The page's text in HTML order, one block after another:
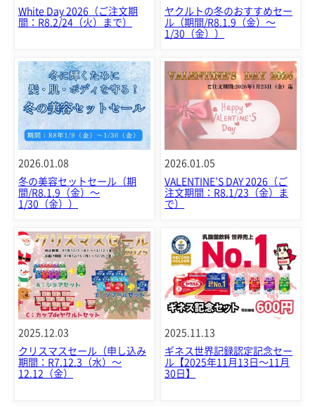
White Day 2026（ご注文期
間：R8.2/24（火）まで）
ヤクルトの冬のおすすめセー
ル（期間/R8.1.9（金）～
1/30（金））
2026.01.08
冬の美容セットセール（期
間/R8.1.9（金）～
1/30（金））
2026.01.05
VALENTINE’S DAY 2026（ご
注文期間：R8.1/23（金）ま
で）
2025.12.03
クリスマスセール（申し込み
期間：R7.12.3（水）～
12.12（金）
2025.11.13
ギネス世界記録認定記念セー
ル【2025年11月13日～11月
30日】